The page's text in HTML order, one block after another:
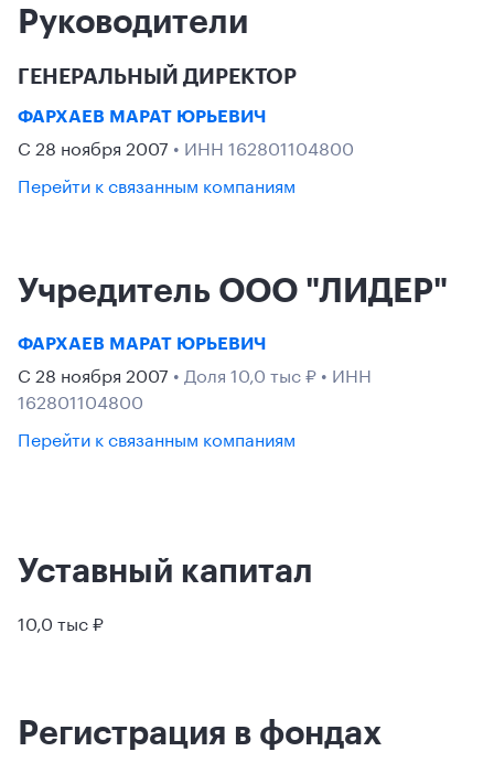
Руководители
ГЕНЕРАЛЬНЫЙ ДИРЕКТОР
ФАРХАЕВ МАРАТ ЮРЬЕВИЧ
С 28 ноября 2007 • ИНН 162801104800
Перейти к связанным компаниям
Учредитель ООО "ЛИДЕР"
ФАРХАЕВ МАРАТ ЮРЬЕВИЧ
С 28 ноября 2007 • Доля 10,0 тыс ₽ • ИНН
162801104800
Перейти к связанным компаниям
Уставный капитал
10,0 тыс ₽
Регистрация в фондах